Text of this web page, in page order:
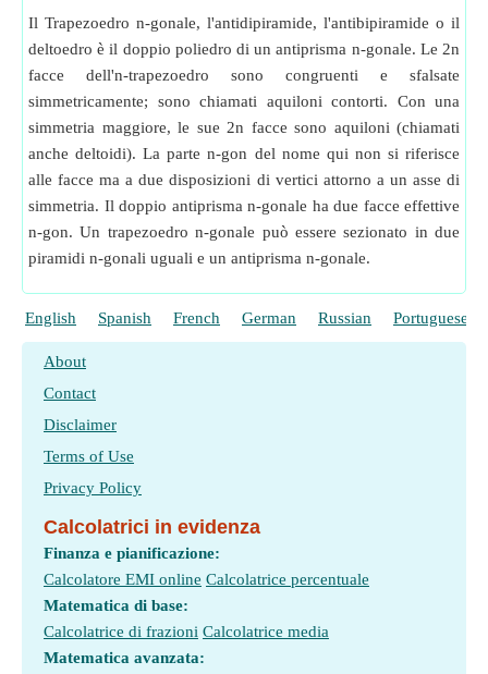
Il Trapezoedro n-gonale, l'antidipiramide, l'antibipiramide o il
deltoedro è il doppio poliedro di un antiprisma n-gonale. Le 2n
facce dell'n-trapezoedro sono congruenti e sfalsate
simmetricamente; sono chiamati aquiloni contorti. Con una
simmetria maggiore, le sue 2n facce sono aquiloni (chiamati
anche deltoidi). La parte n-gon del nome qui non si riferisce
alle facce ma a due disposizioni di vertici attorno a un asse di
simmetria. Il doppio antiprisma n-gonale ha due facce effettive
n-gon. Un trapezoedro n-gonale può essere sezionato in due
piramidi n-gonali uguali e un antiprisma n-gonale.
English Spanish French German Russian Portuguese
About
Contact
Disclaimer
Terms of Use
Privacy Policy
Calcolatrici in evidenza
Finanza e pianificazione:
Calcolatore EMI online Calcolatrice percentuale
Matematica di base:
Calcolatrice di frazioni Calcolatrice media
Matematica avanzata: